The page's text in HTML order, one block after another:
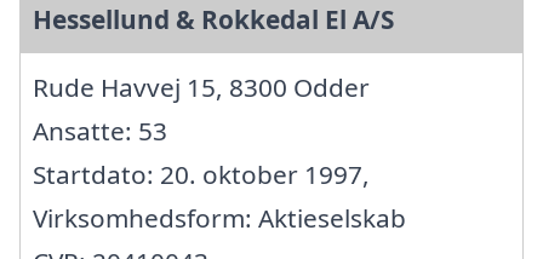
Hessellund & Rokkedal El A/S
Rude Havvej 15, 8300 Odder
Ansatte: 53
Startdato: 20. oktober 1997,
Virksomhedsform: Aktieselskab